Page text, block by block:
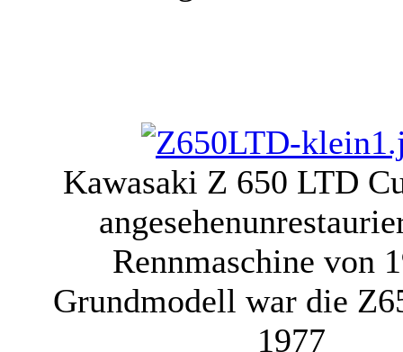
Kawasaki Z 650 LTD
angesehen
Rennmaschine von
Grundmodell war die
1977